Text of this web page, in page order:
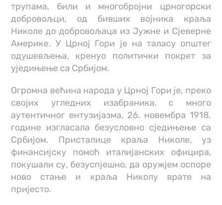
трупама, били и многобројни црногорски
добровољци, од бивших војника краља
Николе до добровољаца из Јужне и Сјеверне
Америке. У Црној Гори је на таласу општег
одушевљења, кренуо политички покрет за
уједињење са Србијом.
Огромна већина народа у Црној Гори је, преко
својих угледних изабраника, с много
аутентичног ентузијазма, 26. новембра 1918.
године изгласала безусловно сједињење са
Србијом. Присталице краља Николе, уз
финансијску помоћ италијанских официра,
покушали су, безуспјешно, да оружјем оспоре
ново стање и краља Николу врате на
пријесто.